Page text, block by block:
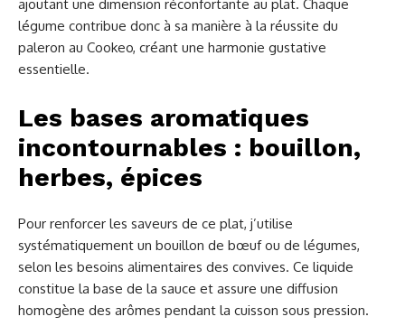
ajoutant une dimension réconfortante au plat. Chaque
légume contribue donc à sa manière à la réussite du
paleron au Cookeo, créant une harmonie gustative
essentielle.
Les bases aromatiques
incontournables : bouillon,
herbes, épices
Pour renforcer les saveurs de ce plat, j’utilise
systématiquement un bouillon de bœuf ou de légumes,
selon les besoins alimentaires des convives. Ce liquide
constitue la base de la sauce et assure une diffusion
homogène des arômes pendant la cuisson sous pression.